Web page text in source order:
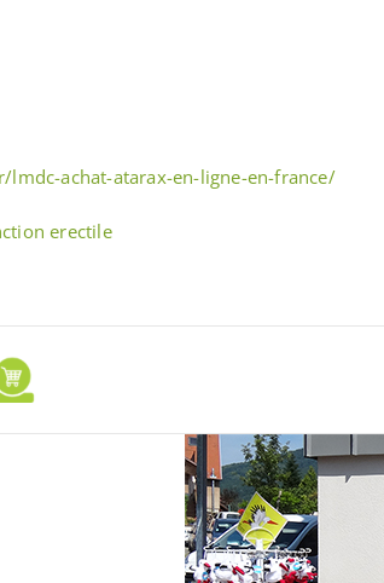
achat-atarax-en-ligne-en-france/
erectile
La Superette